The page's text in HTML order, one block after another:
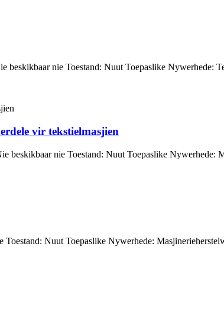
nie Toestand: Nuut Toepaslike Nywerhede:
vir tekstielmasjien
nie Toestand: Nuut Toepaslike Nywerhede:
Nuut Toepaslike Nywerhede: